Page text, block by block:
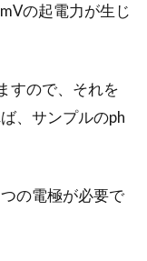
か。主食がお米という
コレーション！
の起電力が生じ
すので、それを
、サンプルのph
の電極が必要で